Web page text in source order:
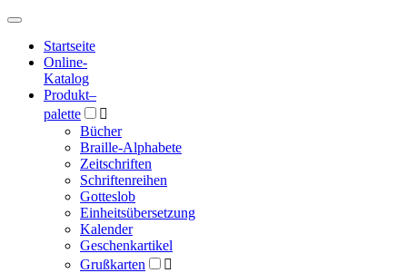
Hauptmenü
Hauptmenü
Startseite
Online-
Katalog
Produkt–
palette

Bücher
Braille-Alphabete
Zeitschriften
Schriftenreihen
Gotteslob
Einheitsübersetzung
Kalender
Geschenkartikel
Grußkarten
